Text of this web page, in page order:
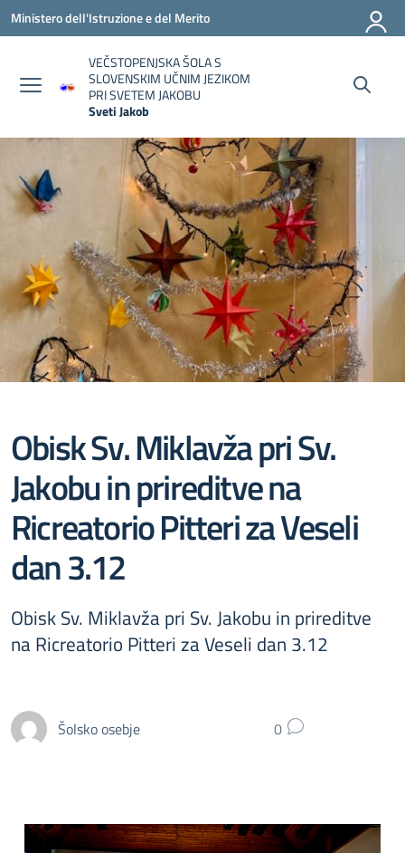
Vai ai contenuti
Vai al menu di navigazione
Vai al footer
Ministero dell'Istruzione e del Merito
VEČSTOPENJSKA ŠOLA S
SLOVENSKIM UČNIM JEZIKOM
PRI SVETEM JAKOBU
Sveti Jakob
Obisk Sv. Miklavža pri Sv.
Jakobu in prireditve na
Ricreatorio Pitteri za Veseli
dan 3.12
Obisk Sv. Miklavža pri Sv. Jakobu in prireditve
na Ricreatorio Pitteri za Veseli dan 3.12
Šolsko osebje 0